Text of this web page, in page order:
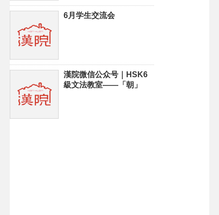
6月学生交流会
漢院微信公众号｜HSK6
級文法教室——「朝」